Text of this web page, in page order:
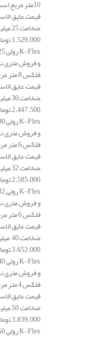
10متر مربع است.
و فروش متری
فلکس 8 متر مربع است.
و فروش متری
فلکس 6 متر مربع است.
و فروش متری
فلکس 6 متر مربع است.
و فروش متری
فلکس 4 متر مربع است.